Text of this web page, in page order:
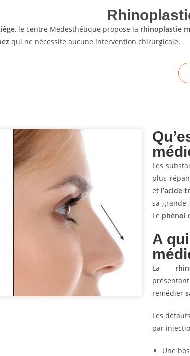
, le centre Medesthétique propose la rhinoplastie
qui ne nécessite aucune intervention chirurgicale.
Les
plus
et l’acide
sa grande
Le phénol
A
La
remédier
Les
par
Une